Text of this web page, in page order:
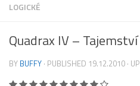
LOGICKÉ
Quadrax IV –
BY BUFFY · PUBLISHED 19.12.2010 ·